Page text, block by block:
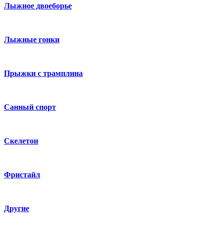
Лыжное двоеборье
Лыжные гонки
Прыжки с трамплина
Санный спорт
Скелетон
Фристайл
Другие